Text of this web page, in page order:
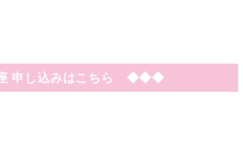
座 申し込みはこちら ◆◆◆